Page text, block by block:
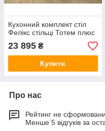
Кухонний комплект стіл
Фелікс стільці Тотем плюс
23 895 ₴
Купити
Про нас
Рейтинг не
Менше 5 відгуків за